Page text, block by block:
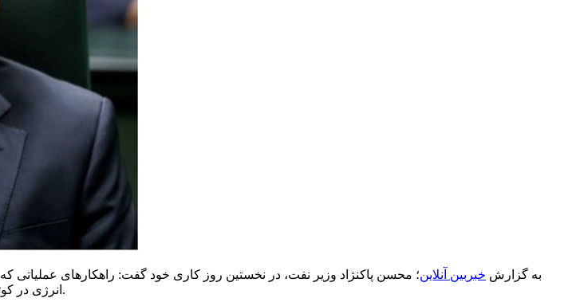
به گزارش خبربین آنلاین؛ محسن پاکنژاد وزیر نفت، در نخستین روز کاری خود گفت: راهکار‌های عملیاتی
انرژی در کوتاه مدت وجود داشته باشد، ولی این امکان فراهم می‌شود که بتوانیم ناترازی را تا حدی تعدیل کنیم.